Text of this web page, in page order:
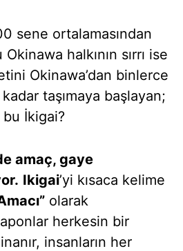
sene ortalamasından
halkının sırrı ise
Okinawa’dan binlerce
taşımaya başlayan;
İkigai?
amaç, gaye
Ikigai’yi kısaca kelime
olarak
herkesin bir
insanların her